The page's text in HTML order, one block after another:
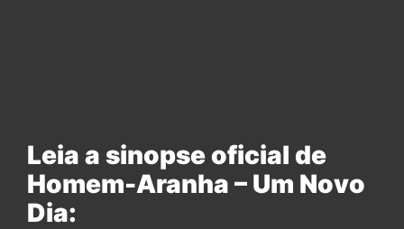
Leia a sinopse oficial de
Homem-Aranha – Um Novo
Dia: